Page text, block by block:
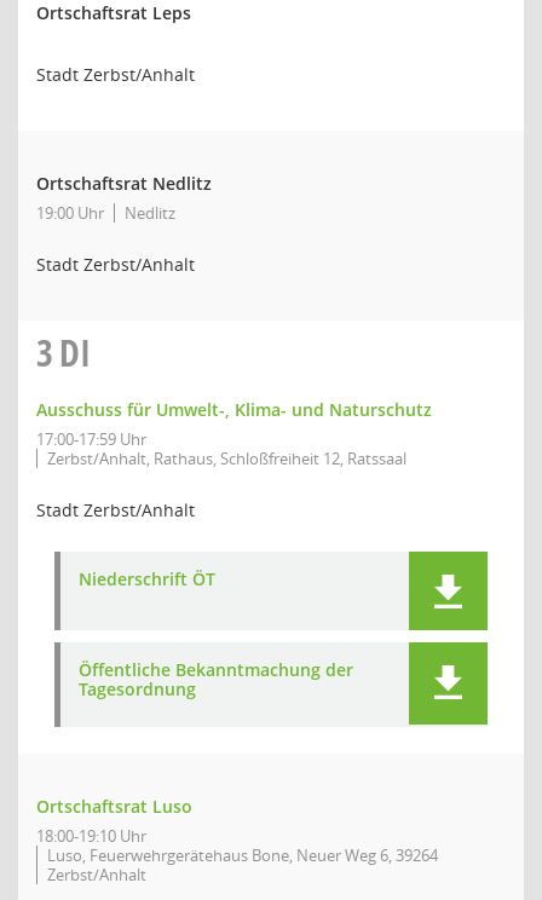
Ortschaftsrat Leps
Stadt Zerbst/Anhalt
Ortschaftsrat Nedlitz
19:00 Uhr Nedlitz
Stadt Zerbst/Anhalt
3DI
Ausschuss für Umwelt-, Klima- und Naturschutz
17:00-17:59 Uhr
Zerbst/Anhalt, Rathaus, Schloßfreiheit 12, Ratssaal
Stadt Zerbst/Anhalt
Niederschrift ÖT
Öffentliche Bekanntmachung der
Tagesordnung
Ortschaftsrat Luso
18:00-19:10 Uhr
Luso, Feuerwehrgerätehaus Bone, Neuer Weg 6, 39264
Zerbst/Anhalt